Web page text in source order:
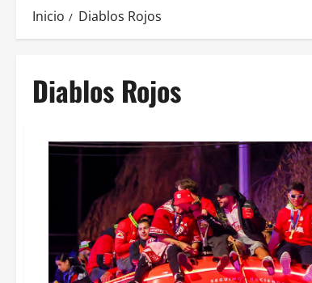
Inicio Diablos Rojos
Diablos Rojos